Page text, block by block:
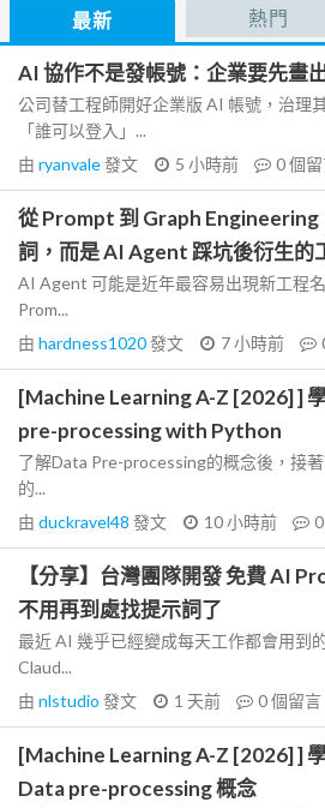
最新 熱門
AI 協作不是發帳號：企業要先畫
公司替工程師開好企業版 AI 帳號，治理
「誰可以登入」...
由 ryanvale發文 5 小時前 0個
從 Prompt 到 Graph Engineering
詞，而是 AI Agent 踩坑後衍生的
AI Agent 可能是近年最容易出現新工程
Prom...
由 hardness1020發文 7 小時前
[Machine Learning A-Z [2026] ]
pre-processing with Python
了解Data Pre-processing的概念後，接
的...
由 duckravel48 發文 10 小時前 0
【分享】台灣團隊開發 免費 AI
不用再到處找提示詞了
最近 AI 幾乎已經變成每天工作都會用到
Claud...
由 nlstudio 發文 1 天前 0個留言
[Machine Learning A-Z [2026] ]
Data pre-processing 概念